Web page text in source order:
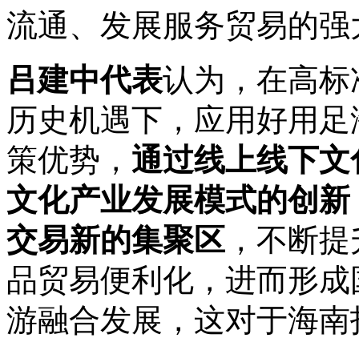
流通、发展服务贸易的
吕建中代表认为，在高
历史机遇下，应用好用
策优势， 通过线上线下
文化产业发展模式的创
交易新的集聚区 ，不断
品贸易便利化，进而形
游融合发展，这对于海